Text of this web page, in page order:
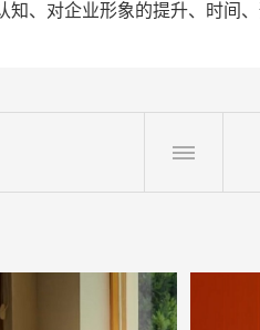
、对企业形象的提升、时间